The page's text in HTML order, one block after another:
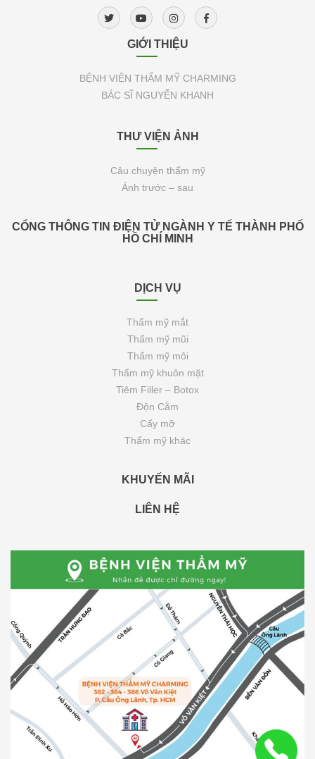
GIỚI THIỆU
BỆNH VIỆN THẨM MỸ CHARMING
BÁC SĨ NGUYỄN KHANH
THƯ VIỆN ẢNH
Câu chuyện thẩm mỹ
Ảnh trước – sau
CỔNG THÔNG TIN ĐIỆN TỬ NGÀNH Y TẾ THÀNH PHỐ
HỒ CHÍ MINH
DỊCH VỤ
Thẩm mỹ mắt
Thẩm mỹ mũi
Thẩm mỹ môi
Thẩm mỹ khuôn mặt
Tiêm Filler – Botox
Độn Cằm
Cấy mỡ
Thẩm mỹ khác
KHUYẾN MÃI
LIÊN HỆ